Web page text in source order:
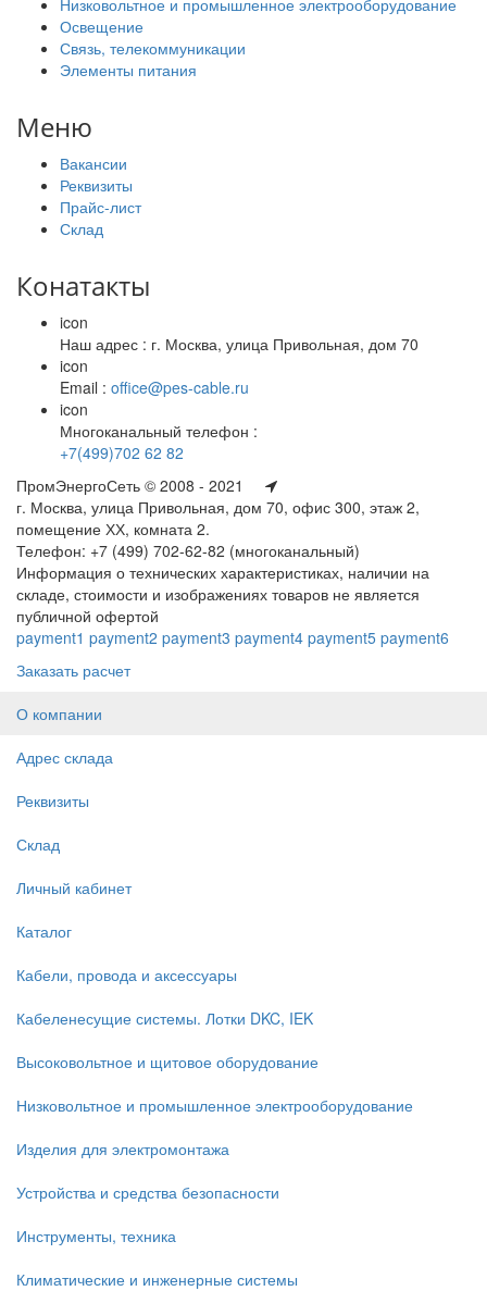
Освещение
Связь, телекоммуникации
Элементы питания
Меню
Вакансии
Реквизиты
Прайс-лист
Склад
Конатакты
icon
Наш адрес : г. Москва, улица Привольная, дом 70
icon
Email : office@pes-cable.ru
icon
Многоканальный телефон :
+7(499)702 62 82
ПромЭнергоСеть © 2008 - 2021
г. Москва, улица Привольная, дом 70, офис 300, этаж 2,
помещение ХХ, комната 2.
Телефон: +7 (499) 702-62-82 (многоканальный)
Информация о технических характеристиках, наличии на
складе, стоимости и изображениях товаров не является
публичной офертой
payment1 payment2 payment3 payment4 payment5 payment6
Заказать расчет
О компании
Адрес склада
Реквизиты
Склад
Личный кабинет
Каталог
Кабели, провода и аксессуары
Кабеленесущие системы. Лотки DKC, IEK
Высоковольтное и щитовое оборудование
Низковольтное и промышленное электрооборудование
Изделия для электромонтажа
Устройства и средства безопасности
Инструменты, техника
Климатические и инженерные системы